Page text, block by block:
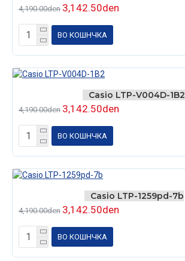
4,190.00den 3,142.50den
ВО КОШНЧКА
Casio LTP-V004D-1B2
4,190.00den 3,142.50den
ВО КОШНЧКА
Casio LTP-1259pd-7b
4,190.00den 3,142.50den
ВО КОШНЧКА